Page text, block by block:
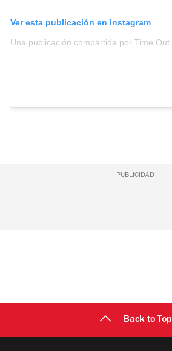
Ver esta publicación en Instagram
PUBLICIDAD
Back to Top